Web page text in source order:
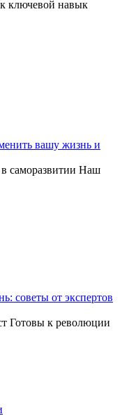
ключевой навык
вашу жизнь и
саморазвитии Наш
советы от экспертов
Готовы к революции